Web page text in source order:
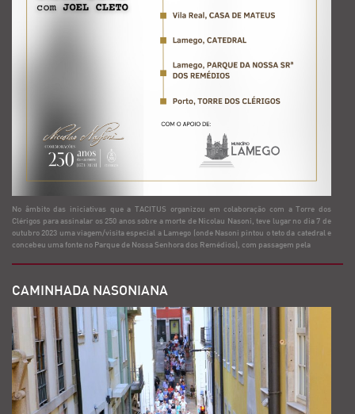
No âmbito das iniciativas que a TACITUS organizou em colaboração com a Torre dos
Clérigos para assinalar os 250 anos sobre a morte de Nicolau Nasoni, teve lugar no dia 7 de
outubro 2023 uma viagem/visita especial a Lamego (onde Nasoni pintou o teto da catedral e
concebeu uma fonte no Parque de Nossa Senhora dos Remédios), com passagem pela
CAMINHADA NASONIANA